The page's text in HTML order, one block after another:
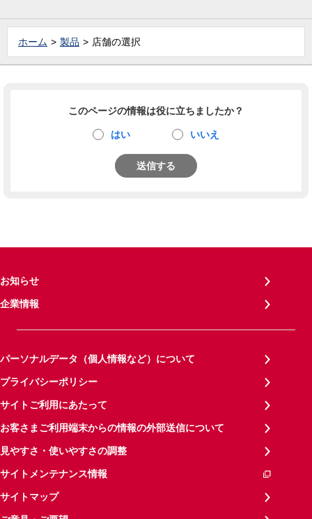
ホーム 製品 店舗の選択
このページの情報は役に立ちましたか？
はい いいえ
送信する
お知らせ
企業情報
パーソナルデータ（個人情報など）について
プライバシーポリシー
サイトご利用にあたって
お客さまご利用端末からの情報の外部送信について
見やすさ・使いやすさの調整
サイトメンテナンス情報
サイトマップ